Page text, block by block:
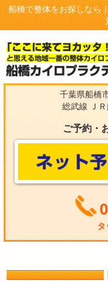
船橋で整体をお探しなら
千葉県船橋
総武線 Ｊ
ご予約・
タ